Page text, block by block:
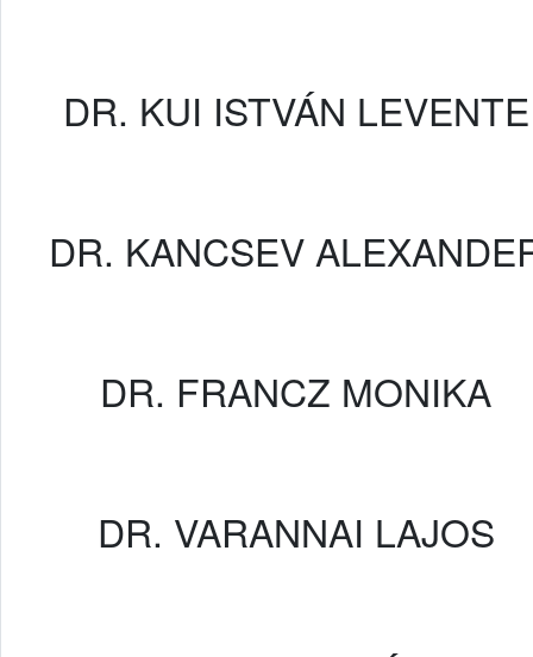
DR. KUI ISTVÁN LEVENTE
DR. KANCSEV
DR. FRANCZ MONIKA
DR. VARANNAI LAJOS